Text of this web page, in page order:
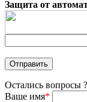
Защита от
Остались вопросы ?
Ваше имя*